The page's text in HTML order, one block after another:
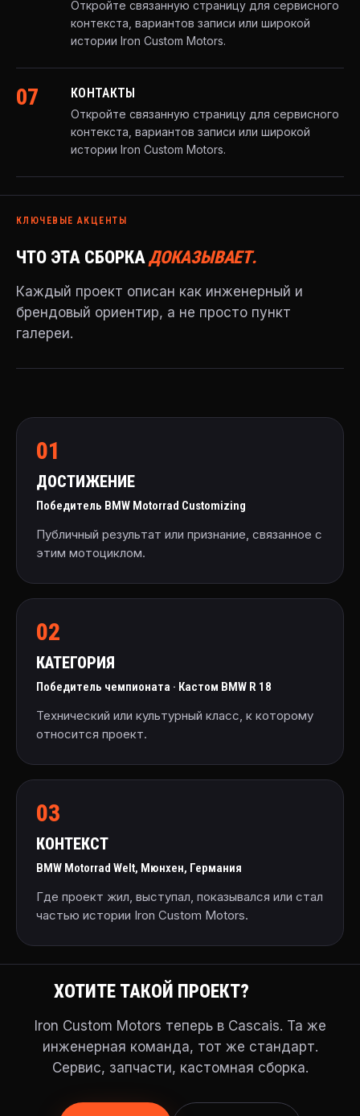
Откройте связанную страницу для сервисного
контекста, вариантов записи или широкой
истории Iron Custom Motors.
07 КОНТАКТЫ
Откройте связанную страницу для сервисного
контекста, вариантов записи или широкой
истории Iron Custom Motors.
КЛЮЧЕВЫЕ АКЦЕНТЫ
ЧТО ЭТА СБОРКАДОКАЗЫВАЕТ.
Каждый проект описан как инженерный и
брендовый ориентир, а не просто пункт
галереи.
01
ДОСТИЖЕНИЕ
Победитель BMW Motorrad Customizing
Публичный результат или признание, связанное с
этим мотоциклом.
02
КАТЕГОРИЯ
Победитель чемпионата · Кастом BMW R 18
Технический или культурный класс, к которому
относится проект.
03
КОНТЕКСТ
BMW Motorrad Welt, Мюнхен, Германия
Где проект жил, выступал, показывался или стал
частью истории Iron Custom Motors.
ХОТИТЕ ТАКОЙ ПРОЕКТ?
Iron Custom Motors теперь в Cascais. Та же
инженерная команда, тот же стандарт.
Сервис, запчасти, кастомная сборка.